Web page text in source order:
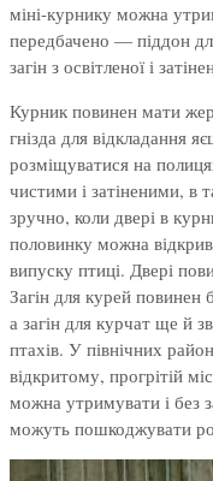
міні-курнику можна
передбачено — піддон
загін з освітленої і
Курник повинен мати
гнізда для відкладання
розміщуватися на
чистими і затіненими, в
зручно, коли двері в
половинку можна
випуску птиці. Двері
Загін для курей
а загін для курчат ще й
птахів. У північних
відкритому, прогрітій
можна утримувати і без
можуть пошкоджувати